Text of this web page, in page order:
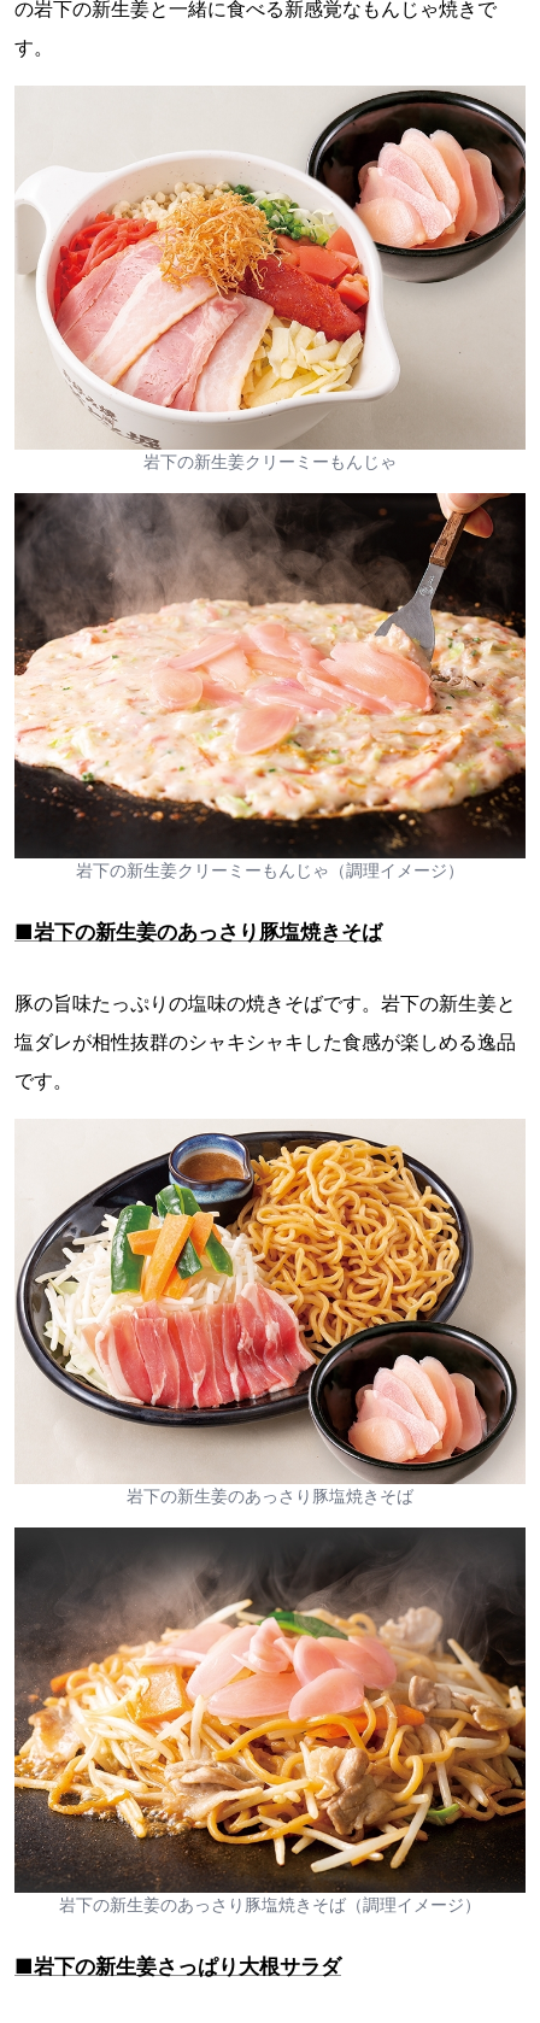
の岩下の新生姜と一緒に食べる新感覚なもんじゃ焼きで
す。
岩下の新生姜クリーミーもんじゃ
岩下の新生姜クリーミーもんじゃ（調理イメージ）
■岩下の新生姜のあっさり豚塩焼きそば
豚の旨味たっぷりの塩味の焼きそばです。岩下の新生姜と
塩ダレが相性抜群のシャキシャキした食感が楽しめる逸品
です。
岩下の新生姜のあっさり豚塩焼きそば
岩下の新生姜のあっさり豚塩焼きそば（調理イメージ）
■岩下の新生姜さっぱり大根サラダ